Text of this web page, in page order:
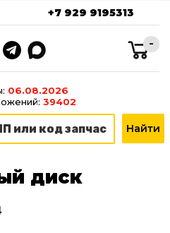
+7 929 9195313
-
06.08.2026
39402
диск